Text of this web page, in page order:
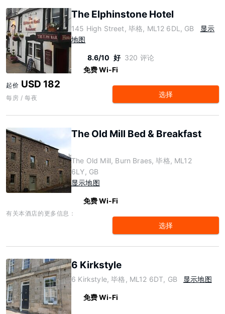
The Elphinstone Hotel
145 High Street, 毕格, ML12 6DL, GB
显示
地图
8.6/10 好 320 评论
免费 Wi-Fi
起价 USD 182
每房 / 每夜 选择
The Old Mill Bed & Breakfast
The Old Mill, Burn Braes, 毕格, ML12
6LY, GB
显示地图
免费 Wi-Fi
有关本酒店的更多信息：
选择
6 Kirkstyle
6 Kirkstyle, 毕格, ML12 6DT, GB 显示地图
免费 Wi-Fi